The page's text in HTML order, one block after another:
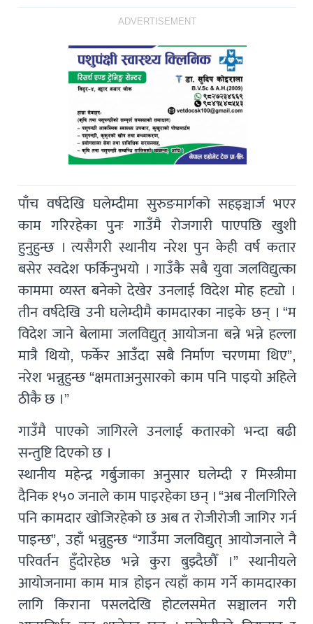
ADVERTISEMENT
पाँच वर्षदेखि घलेम्दीमा सुरुङमार्गको सहइञ्चार्ज भएर
काम गरिरहेका पुनः गाउँमै रोजगारी पाएपछि खुशी
हुनुहुन्छ । त्यसैगरी स्थानीय नरेश पुन केही वर्ष कतार
बसेर स्वदेश फर्किनुभयो । गाउँकै सबै युवा जलविद्युत्का
काममा व्यस्त बनेको देखेर उनलाई विदेश मोह हट्यो ।
तीन वर्षदेखि उनी घलेम्दीमै कामदारका नाइके छन् । “म
विदेश जाने बेलामा जलविद्युत् आयोजना बन्ने भन्ने हल्ला
मात्रै थियो, फर्केर आउँदा सबै निर्माण चरणमा थिए”,
नरेश भन्नुहुन्छ “क्षमताअनुसारको काम पनि पाइयो अहिले
ठीकै छ ।”
गाउँमै पाएको जागिरले उनलाई कतारको भन्दा बढी
सन्तुष्टि दिएको छ ।
स्थानीय महेन्द्र गर्बुजाका अनुसार घलेम्दी र मिस्त्रीमा
दैनिक १५० जनाले काम पाइरहेका छन् । “अब नीलगिरिले
पनि कामदार खोजिरहेको छ अब त रोजीरोजी जागिर गर्न
पाइन्छ”, उहाँ भन्नुहुन्छ “गाउँमा जलविद्युत् आयोजनाले नै
परिवर्तन हुँदोरहेछ भन्ने कुरा बुझ्दैछौँ ।” स्थानीयले
आयोजनामा काम मात्र होइन त्यहाँ काम गर्ने कामदारका
लागि किराना पसलदेखि होटलसमेत सञ्चालन गरी